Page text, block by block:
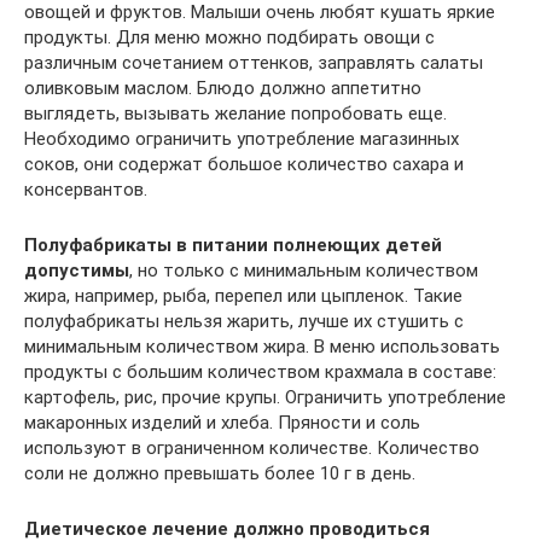
овощей и фруктов. Малыши очень любят кушать яркие
продукты. Для меню можно подбирать овощи с
различным сочетанием оттенков, заправлять салаты
оливковым маслом. Блюдо должно аппетитно
выглядеть, вызывать желание попробовать еще.
Необходимо ограничить употребление магазинных
соков, они содержат большое количество сахара и
консервантов.
Полуфабрикаты в питании полнеющих детей
допустимы, но только с минимальным количеством
жира, например, рыба, перепел или цыпленок. Такие
полуфабрикаты нельзя жарить, лучше их стушить с
минимальным количеством жира. В меню использовать
продукты с большим количеством крахмала в составе:
картофель, рис, прочие крупы. Ограничить употребление
макаронных изделий и хлеба. Пряности и соль
используют в ограниченном количестве. Количество
соли не должно превышать более 10 г в день.
Диетическое лечение должно проводиться